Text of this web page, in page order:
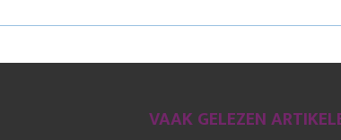
R R
N
VAAK GELEZEN